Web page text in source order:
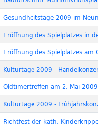
Gesundheitstage 2009 im
Eröffnung des Spielplatzes in
Eröffnung des Spielplatzes am
Kulturtage 2009 -
Oldtimertreffen am 2. Mai
Kulturtage 2009 -
Richtfest der kath.